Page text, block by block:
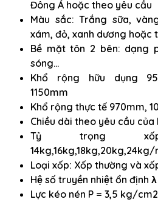
Đông Á hoặc theo yêu cầu
Màu sắc: Trắng sữa,
xám, đỏ, xanh dương hoặc
Bề mặt tôn 2 bên: dạng
sóng…
Khổ rộng hữu dụng
1150mm
Khổ rộng thực tế 970mm,
Chiều dài theo yêu cầu
Tỷ trọng xốp
Loại xốp: Xốp thường và
Hệ số truyền nhiệt ổn định
Lực kéo nén P = 3,5 kg/cm2